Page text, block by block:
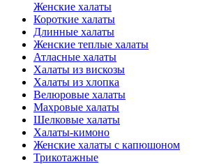
Женские халаты
Короткие халаты
Длинные халаты
Женские теплые халаты
Атласные халаты
Халаты из вискозы
Халаты из хлопка
Велюровые халаты
Махровые халаты
Шелковые халаты
Халаты-кимоно
Женские халаты с капюшоном
Трикотажные